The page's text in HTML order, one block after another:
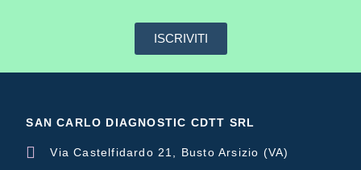
ISCRIVITI
SAN CARLO DIAGNOSTIC CDTT SRL
Via Castelfidardo 21, Busto Arsizio (VA)